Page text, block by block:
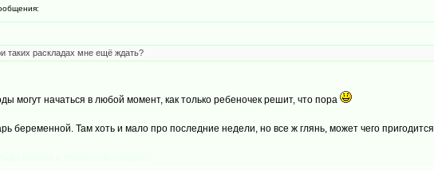
таких раскладах мне ещё ждать?
могут начаться в любой момент, как только ребеночек решит, что пора
беременной. Там хоть и мало про последние недели, но все ж глянь, может чего пригодится